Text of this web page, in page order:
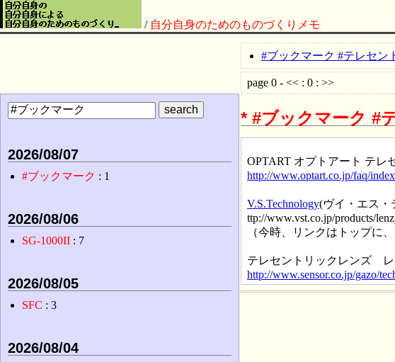
/ 自分自身のためのものづくりメモ
#ブックマーク #テレセン
page 0 - << : 0 : >>
* #ブックマーク #
OPTART オプトアート テレ
http://www.optart.co.jp/faq/
V.S.Technology(ヴイ・エス
ttp://www.vst.co.jp/products/
（今時、リンクはトップに
テレセントリックレンズ
http://www.sensor.co.jp/gazo/
2026/08/07
#ブックマーク : 1
2026/08/06
SG-1000II : 7
2026/08/05
SFC : 3
2026/08/04